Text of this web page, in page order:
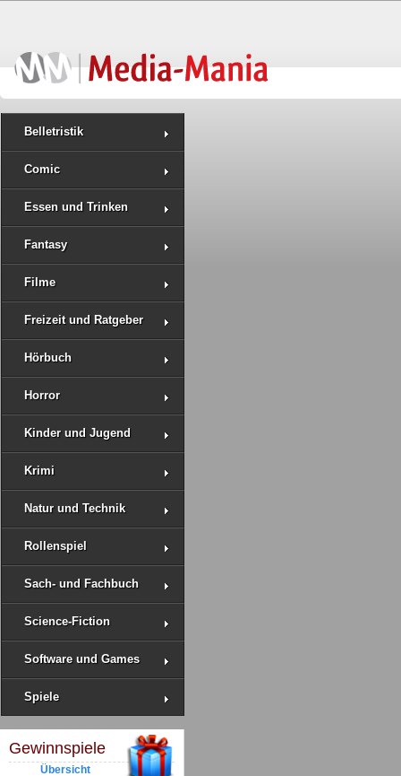
Belletristik
Comic
Essen und Trinken
Fantasy
Filme
Freizeit und Ratgeber
Hörbuch
Horror
Kinder und Jugend
Krimi
Natur und Technik
Rollenspiel
Sach- und Fachbuch
Science-Fiction
Software und Games
Spiele
Gewinnspiele
Übersicht